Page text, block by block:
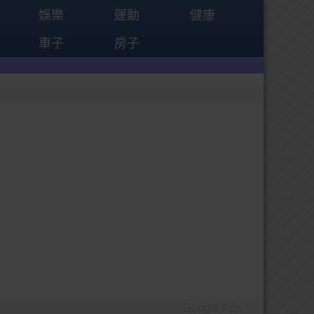
娛樂 運動
健康
車子
房子